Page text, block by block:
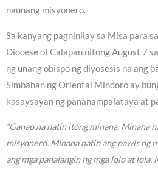
naunang misyonero.
Sa kanyang pagninilay sa Misa para
Diocese of Calapan nitong August 7
ng unang obispo ng diyosesis na ang
Simbahan ng Oriental Mindoro ay
kasaysayan ng pananampalataya at
“Ganap na natin itong minana. Minana
misyonero. Minana natin ang pawis ng
ang mga panalangin ng mga lolo at lola.